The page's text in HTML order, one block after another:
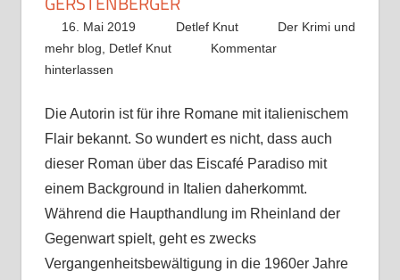
16. Mai 2019 Detlef Knut
Der Krimi und
mehr blog
Detlef Knut
Kommentar
hinterlassen
Die Autorin ist für ihre Romane mit italienischem
Flair bekannt. So wundert es nicht, dass auch
dieser Roman über das Eiscafé Paradiso mit
einem Background in Italien daherkommt.
Während die Haupthandlung im Rheinland der
Gegenwart spielt, geht es zwecks
Vergangenheitsbewältigung in die 1960er Jahre